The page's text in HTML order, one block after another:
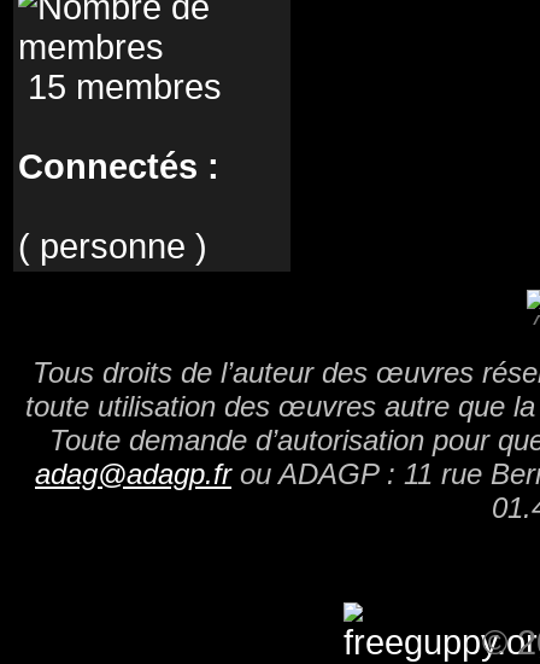
15 membres
Connectés :
( personne )
Tous droits de l’auteur des œuvres
toute utilisation des œuvres autre que
Toute demande d’autorisation pour
adag@adagp.frou ADAGP : 11 rue
©